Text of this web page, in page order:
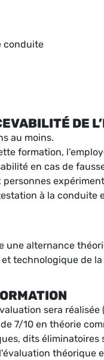
conduite
DE
au moins.
formation,
en cas de
à la conduite
une alternance
technologique de
sera
7/10 en théorie
dits éliminatoires
théorique